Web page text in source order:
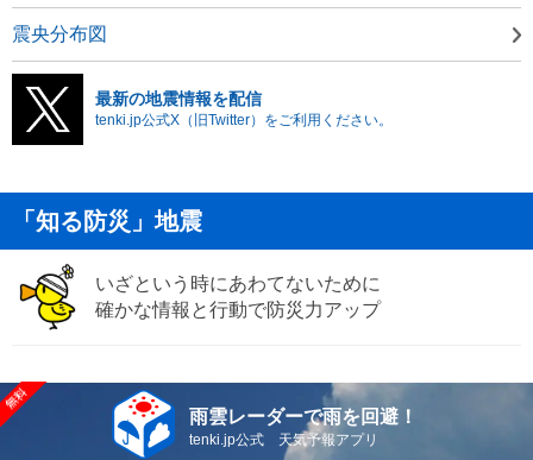
震央分布図
最新の地震情報を配信
tenki.jp公式X（旧Twitter）をご利用ください。
「知る防災」地震
いざという時にあわてないために
確かな情報と行動で防災力アップ
雨雲レーダーで雨を回避！
tenki.jp公式 天気予報アプリ